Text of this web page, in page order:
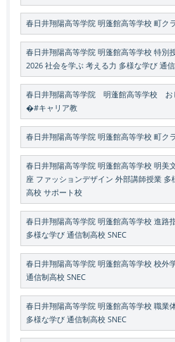
春日井翔陽高等学院 明蓬館高等学校 町ク
春日井翔陽高等学院 明蓬館高等学校 特別
2026 社会を学ぶ 考える力 多様な学び 通
春日井翔陽高等学院 明蓬館高等学校 お
�#キャリア教
春日井翔陽高等学院 明蓬館高等学校 町ク
春日井翔陽高等学院 明蓬館高等学校 明美
座 ファッションデザイン 外部講師授業
高校 サポート校
春日井翔陽高等学院 明蓬館高等学校 進路
多様な学び 通信制高校 SNEC
春日井翔陽高等学院 明蓬館高等学校 校外
通信制高校 SNEC
春日井翔陽高等学院 明蓬館高等学校 職業
多様な学び 通信制高校 SNEC